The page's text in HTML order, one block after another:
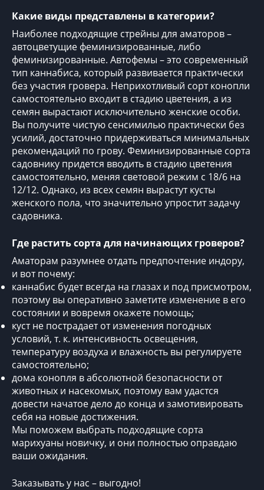
Какие виды представлены в категории?
Наиболее подходящие стрейны для аматоров –
автоцветущие феминизированные, либо
феминизированные. Автофемы – это современный
тип каннабиса, который развивается практически
без участия гровера. Неприхотливый сорт конопли
самостоятельно входит в стадию цветения, а из
семян вырастают исключительно женские особи.
Вы получите чистую сенсимилью практически без
усилий, достаточно придерживаться минимальных
рекомендаций по грову. Феминизированные сорта
садовнику придется вводить в стадию цветения
самостоятельно, меняя световой режим с 18/6 на
12/12. Однако, из всех семян вырастут кусты
женского пола, что значительно упростит задачу
садовника.
Где раститьсорта для начинающих гроверов?
Аматорам разумнее отдать предпочтение индору,
и вот почему:
каннабис будет всегда на глазах и под присмотром,
поэтому вы оперативно заметите изменение в его
состоянии и вовремя окажете помощь;
куст не пострадает от изменения погодных
условий, т. к. интенсивность освещения,
температуру воздуха и влажность вы регулируете
самостоятельно;
дома конопля в абсолютной безопасности от
животных и насекомых, поэтому вам удастся
довести начатое дело до конца и замотивировать
себя на новые достижения.
Мы поможем выбрать подходящие сорта
марихуаны новичку, и они полностью оправдаю
ваши ожидания.
Заказывать у нас – выгодно!